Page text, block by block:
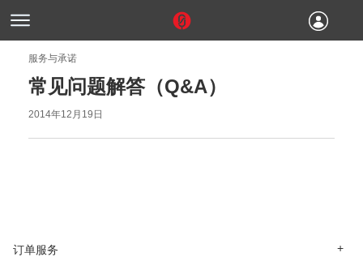
服务与承诺
常见问题解答（Q&A）
2014年12月19日
订单服务